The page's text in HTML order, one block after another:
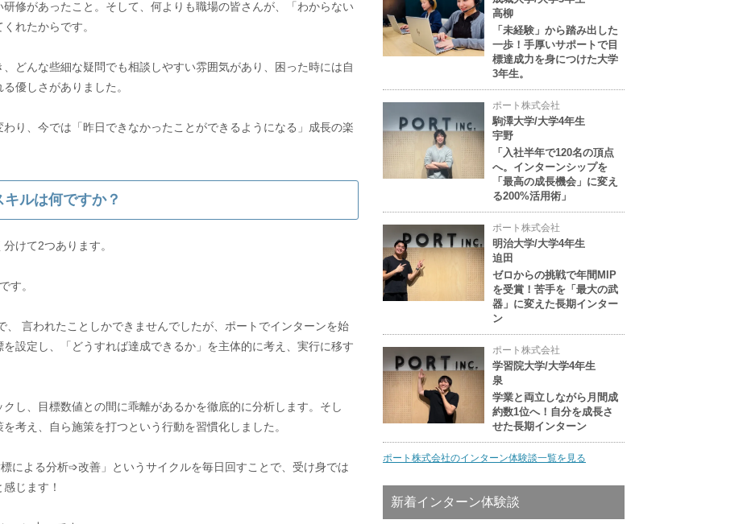
修があったこと。そして、何よりも職場の皆さんが、「わからない
れたからです。
どんな些細な疑問でも相談しやすい雰囲気があり、困った時には自
優しさがありました。
り、今では「昨日できなかったことができるようになる」成長の楽
ルは何ですか？
けて2つあります。
す。
、 言われたことしかできませんでしたが、ポートでインターンを始
設定し、「どうすれば達成できるか」を主体的に考え、実行に移す
し、目標数値との間に乖離があるかを徹底的に分析します。そし
考え、自ら施策を打つという行動を習慣化しました。
による分析➩改善」というサイクルを毎日回すことで、受け身では
じます！
高柳
「未経験」から踏み出した
一歩！手厚いサポートで目
標達成力を身につけた大学
3年生。
ポート株式会社
駒澤大学/大学4年生
宇野
「入社半年で120名の頂点
へ。インターンシップを
「最高の成長機会」に変え
る200%活用術」
ポート株式会社
明治大学/大学4年生
迫田
ゼロからの挑戦で年間MIP
を受賞！苦手を「最大の武
器」に変えた長期インター
ン
ポート株式会社
学習院大学/大学4年生
泉
学業と両立しながら月間成
約数1位へ！自分を成長さ
せた長期インターン
ポート株式会社のインターン体験談一覧を見る
新着インターン体験談